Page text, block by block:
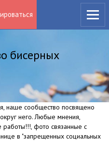
бисерных
наше сообщество посвящено
него. Любые мнения,
работы!!!, фото связанные с
в "запрещенных социальных